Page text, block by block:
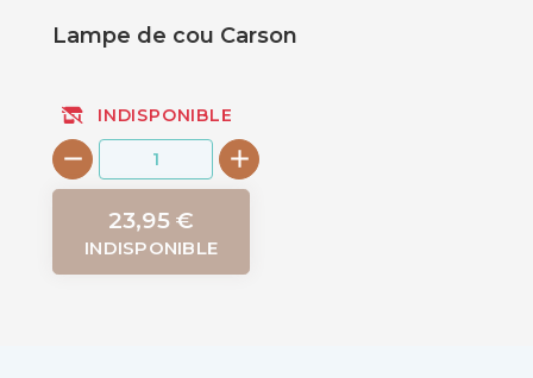
Lampe de cou Carson
INDISPONIBLE
23,95 €
INDISPONIBLE